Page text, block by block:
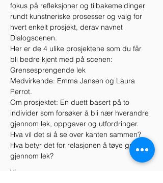
fokus på refleksjoner og tilbakemeldinger
rundt kunstneriske prosesser og valg for
hvert enkelt prosjekt, derav navnet
Dialogscenen.
Her er de 4 ulike prosjektene som du får
bli bedre kjent med på scenen:
Grensesprengende lek
Medvirkende: Emma Jansen og Laura
Perrot.
Om prosjektet: En duett basert på to
individer som forsøker å bli nær hverandre
gjennom lek, oppgaver og utfordringer.
Hva vil det si å se over kanten sammen?
Hva betyr det for relasjonen å tøye grenser
gjennom lek?
Vis mer